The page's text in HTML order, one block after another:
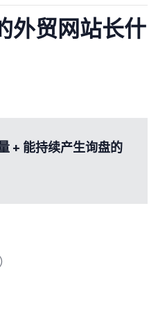
外贸网站长什
+ 能持续产生询盘的